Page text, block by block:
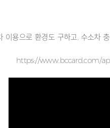
용으로 환경도 구하고, 수소차
https://www.bccard.com/